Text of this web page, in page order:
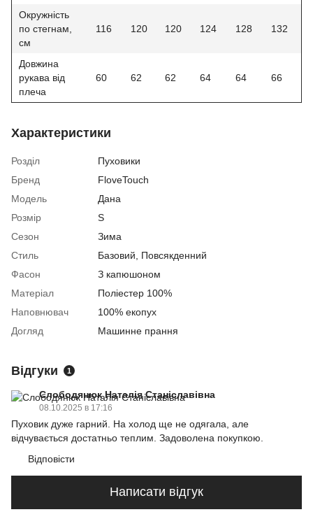
Окружність
по стегнам,
см
116 120 120 124 128 132
Довжина
рукава від
плеча
60 62 62 64 64 66
Характеристики
Розділ
Пуховики
Бренд
FloveTouch
Модель
Дана
Розмір
S
Сезон
Зима
Стиль
Базовий, Повсякденний
Фасон
З капюшоном
Матеріал
Поліестер 100%
Наповнювач
100% екопух
Догляд
Машинне прання
Відгуки 1
Слободянюк Наталія Станіславівна
08.10.2025 в 17:16
Пуховик дуже гарний. На холод ще не одягала, але
відчувається достатньо теплим. Задоволена покупкою.
Відповісти
Написати відгук